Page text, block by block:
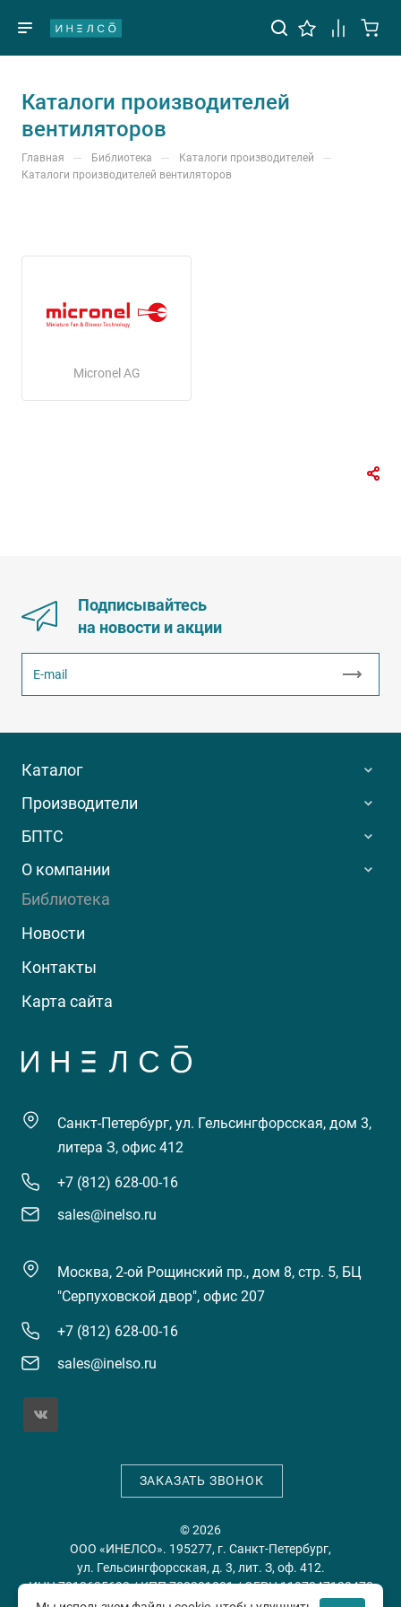
Каталоги производителей
вентиляторов
Главная — Библиотека — Каталоги производителей —
Каталоги производителей вентиляторов
Micronel AG
Подписывайтесь
на новости и акции
Каталог
Производители
БПТС
О компании
Библиотека
Новости
Контакты
Карта сайта
Санкт-Петербург, ул. Гельсингфорсская, дом 3,
литера З, офис 412
+7 (812) 628-00-16
sales@inelso.ru
Москва, 2-ой Рощинский пр., дом 8, стр. 5, БЦ
"Серпуховской двор", офис 207
+7 (812) 628-00-16
sales@inelso.ru
ЗАКАЗАТЬ ЗВОНОК
© 2026
ООО «ИНЕЛСО». 195277, г. Санкт-Петербург,
ул. Гельсингфорсская, д. 3, лит. З, оф. 412.
ИНН 7813635698 / КПП 780201001 / ОГРН 1197847128478